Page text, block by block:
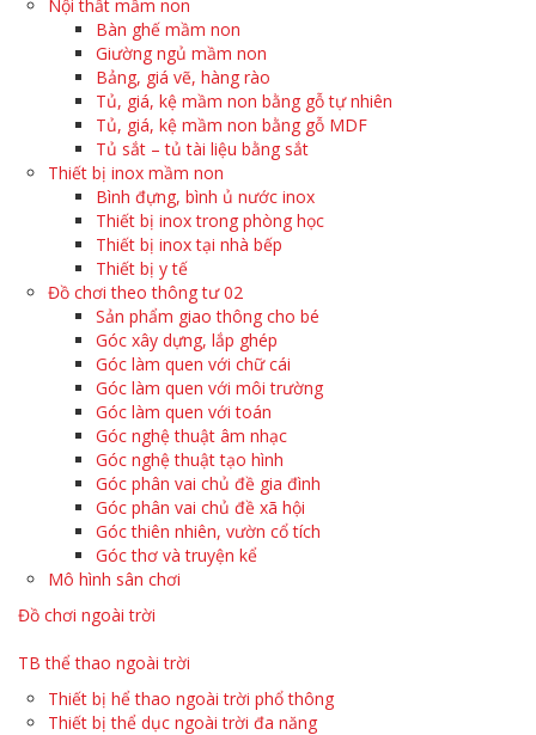
Nội thất mầm non
Bàn ghế mầm non
Giường ngủ mầm non
Bảng, giá vẽ, hàng rào
Tủ, giá, kệ mầm non bằng gỗ tự nhiên
Tủ, giá, kệ mầm non bằng gỗ MDF
Tủ sắt – tủ tài liệu bằng sắt
Thiết bị inox mầm non
Bình đựng, bình ủ nước inox
Thiết bị inox trong phòng học
Thiết bị inox tại nhà bếp
Thiết bị y tế
Đồ chơi theo thông tư 02
Sản phẩm giao thông cho bé
Góc xây dựng, lắp ghép
Góc làm quen với chữ cái
Góc làm quen với môi trường
Góc làm quen với toán
Góc nghệ thuật âm nhạc
Góc nghệ thuật tạo hình
Góc phân vai chủ đề gia đình
Góc phân vai chủ đề xã hội
Góc thiên nhiên, vườn cổ tích
Góc thơ và truyện kể
Mô hình sân chơi
Đồ chơi ngoài trời
TB thể thao ngoài trời
Thiết bị hể thao ngoài trời phổ thông
Thiết bị thể dục ngoài trời đa năng